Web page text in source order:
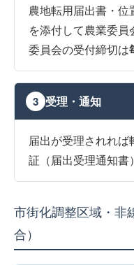
農地転用届出書・
を添付して農業委
委員会の受付締切は
3 受理・通知
届出が受理されれ
証（届出受理通知書
市街化調整区域・非
合）